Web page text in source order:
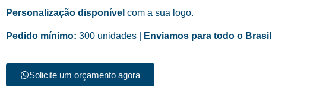
Personalização disponível com a sua logo.
Pedido mínimo: 300 unidades | Enviamos para todo o Brasil
Solicite um orçamento agora